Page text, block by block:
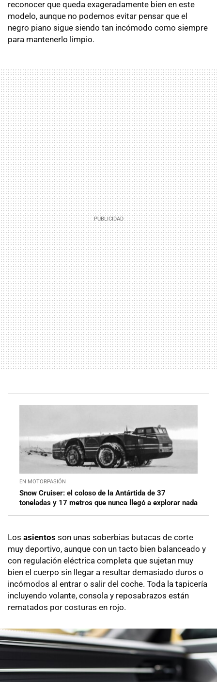
reconocer que queda exageradamente bien en este
modelo, aunque no podemos evitar pensar que el
negro piano sigue siendo tan incómodo como siempre
para mantenerlo limpio.
EN MOTORPASIÓN
Snow Cruiser: el coloso de la Antártida de 37
toneladas y 17 metros que nunca llegó a explorar nada
Los asientos son unas soberbias butacas de corte
muy deportivo, aunque con un tacto bien balanceado y
con regulación eléctrica completa que sujetan muy
bien el cuerpo sin llegar a resultar demasiado duros o
incómodos al entrar o salir del coche. Toda la tapicería
incluyendo volante, consola y reposabrazos están
rematados por costuras en rojo.